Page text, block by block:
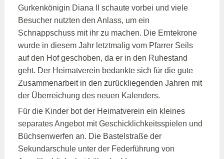
Gurkenkönigin Diana II schaute vorbei und viele
Besucher nutzten den Anlass, um ein
Schnappschuss mit ihr zu machen. Die Erntekrone
wurde in diesem Jahr letztmalig vom Pfarrer Seils
auf den Hof geschoben, da er in den Ruhestand
geht. Der Heimatverein bedankte sich für die gute
Zusammenarbeit in den zurückliegenden Jahren mit
der Überreichung des neuen Kalenders.
Für die Kinder bot der Heimatverein ein kleines
separates Angebot mit Geschicklichkeitsspielen und
Büchsenwerfen an. Die Bastelstraße der
Sekundarschule unter der Federführung von